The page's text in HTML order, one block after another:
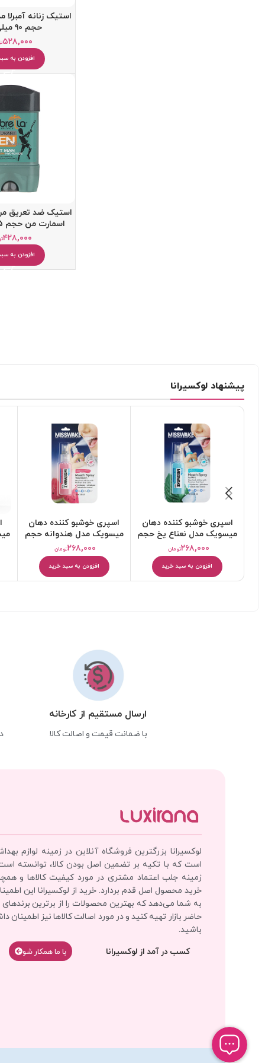
استیک زنانه
حجم ۹۰ میلی لیتر
۵۲۸,۰۰۰
افزودن به
استیک ضد تعریق
اسمارت من حجم 75 میلی لیتر
۴۲۸,۰۰۰
افزودن به
پیشنهاد لوکسیرانا
اسپری خوشبو کننده دهان
میسویک مدل نعناع یخ حجم
30 میلی لیتر
تومان۲۶۸,۰۰۰
افزودن به سبد خرید
اسپری خوشبو کننده دهان
میسویک مدل هندوانه حجم
30 میلی لیتر
تومان۲۶۸,۰۰۰
افزودن به سبد خرید
ارسال مستقیم از کارخانه
با ضمانت قیمت و اصالت کالا
لوکسیرانا بزرگترین فروشگاه آنلاین در زمینه لوازم
است که با تکیه بر تضمین اصل بودن کالا، توانسته
زمینه جلب اعتماد مشتری در مورد کیفیت کالاها و
خرید محصول اصل قدم بردارد. خرید از لوکسیرانا این
به شما می‌دهد که بهترین محصولات را از برترین برندهای
حاضر بازار تهیه کنید و در مورد اصالت کالاها نیز اطمینان
باشید.
کسب در آمد از لوکسیرانا با‌‌ ما همکار شو